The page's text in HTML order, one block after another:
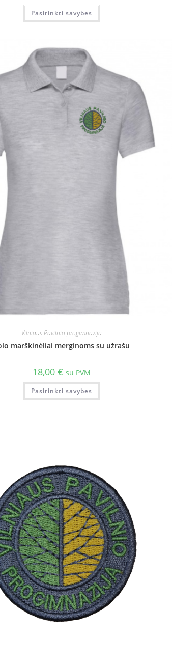
Pasirinkti savybes
Vilniaus Pavilnio progimnazija
marškinėliai merginoms su užrašu
18,00 € su PVM
Pasirinkti savybes